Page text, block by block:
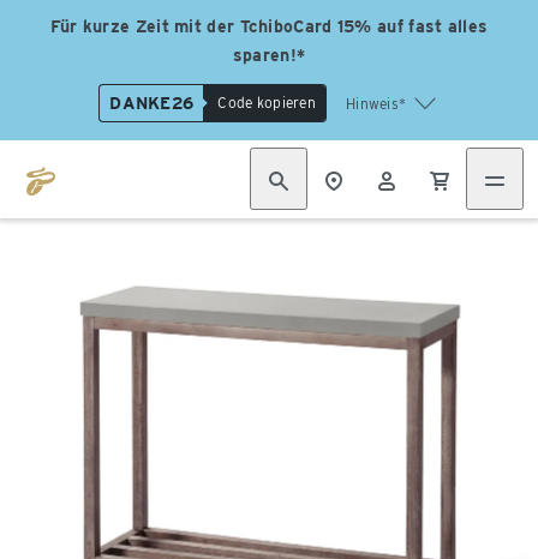
Für kurze Zeit mit der TchiboCard 15% auf fast alles
sparen!*
DANKE26 Code kopieren Hinweis*